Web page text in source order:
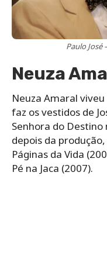
Paulo José
Neuza
Neuza Amaral
faz os vestidos de
Senhora do
depois da
Páginas da Vida
Pé na Jaca (2007).